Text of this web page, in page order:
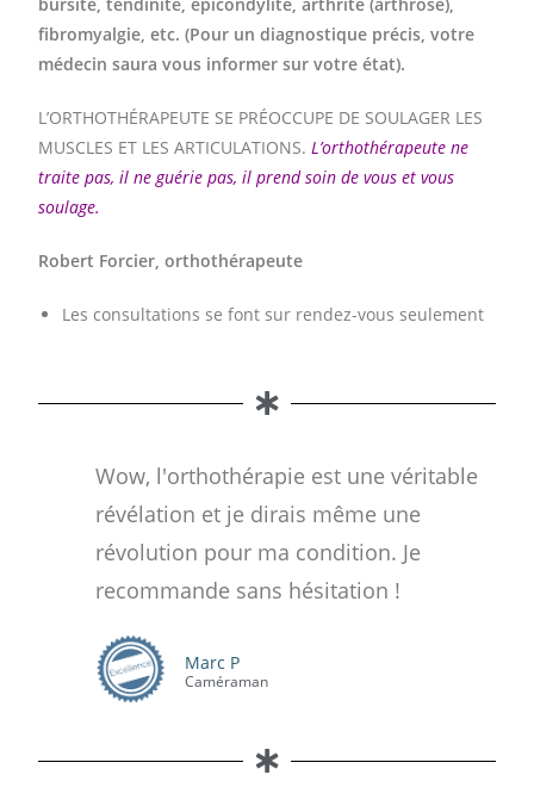
fibromyalgie, etc. (Pour un diagnostique précis, votre
médecin saura vous informer sur votre état).
L’ORTHOTHÉRAPEUTE SE PRÉOCCUPE DE SOULAGER LES
MUSCLES ET LES ARTICULATIONS.L’orthothérapeute ne
traite pas, il ne guérie pas, il prend soin de vous et vous
soulage.
Robert Forcier, orthothérapeute
Les consultations se font sur rendez-vous seulement
Wow, l'orthothérapie est une véritable
révélation et je dirais même une
révolution pour ma condition. Je
recommande sans hésitation !
Marc P
Caméraman